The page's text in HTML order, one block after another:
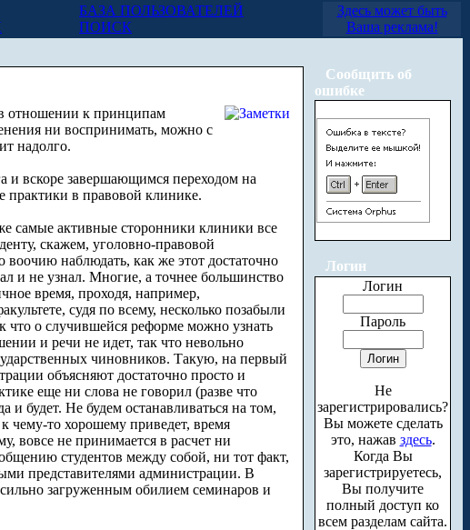
БАЗА ПОЛЬЗОВАТЕЛЕЙ
ПОИСК
Здесь может быть
Ваша реклама!
в отношении к принципам
ни воспринимать, можно с
надолго.
и вскоре завершающимся переходом на
практики в правовой клинике.
самые активные сторонники клиники все
скажем, уголовно-правовой
наблюдать, как же этот достаточно
и не узнал. Многие, а точнее большинство
время, проходя, например,
судя по всему, несколько позабыли
что о случившейся реформе можно узнать
и речи не идет, так что невольно
чиновников. Такую, на первый
объясняют достаточно просто и
еще ни слова не говорил (разве что
и будет. Не будем останавливаться на том,
чему-то хорошему приведет, время
вовсе не принимается в расчет ни
студентов между собой, ни тот факт,
представителями администрации. В
загруженным обилием семинаров и
Сообщить об
ошибке
Логин
Логин
Пароль
Не
зарегистрировались?
Вы можете сделать
это, нажав здесь.
Когда Вы
зарегистрируетесь,
Вы получите
полный доступ ко
всем разделам сайта.